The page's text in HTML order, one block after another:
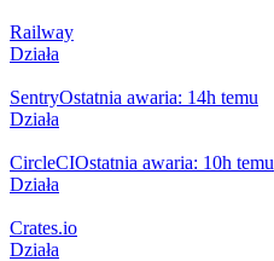
Railway
Działa
SentryOstatnia awaria: 14h temu
Działa
CircleCIOstatnia awaria: 10h temu
Działa
Crates.io
Działa